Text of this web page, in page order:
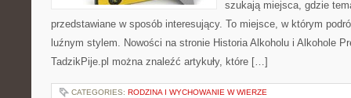
szukają miejsca, gdzie
przedstawiane w sposób interesujący. To miejsce, w którym
luźnym stylem. Nowości na stronie Historia Alkoholu i Alkohole
TadzikPije.pl można znaleźć artykuły, które […]
CATEGORIES: RODZINA I WYCHOWANIE W WIERZE